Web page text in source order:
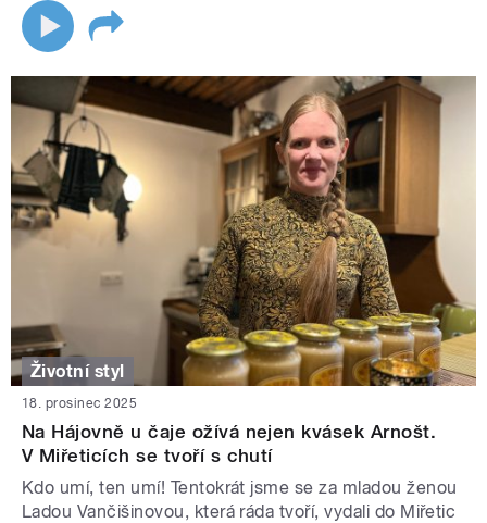
Životní styl
18. prosinec 2025
Na Hájovně u čaje ožívá nejen kvásek Arnošt.
V Miřeticích se tvoří s chutí
Kdo umí, ten umí! Tentokrát jsme se za mladou ženou
Ladou Vančišinovou, která ráda tvoří, vydali do Miřetic